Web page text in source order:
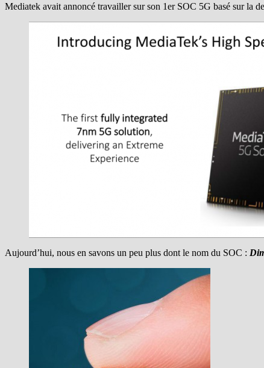
Mediatek avait annoncé travailler sur son 1er SOC 5G basé sur la
Aujourd’hui, nous en savons un peu plus dont le nom du SOC :